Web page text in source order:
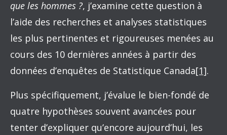
que les hommes ?, j’examine cette question à
l’aide des recherches et analyses statistiques
les plus pertinentes et rigoureuses menées au
cours des 10 dernières années à partir des
données d’enquêtes de Statistique Canada[1].
Plus spécifiquement, j’évalue le bien-fondé de
quatre hypothèses souvent avancées pour
tenter d’expliquer qu’encore aujourd’hui, les